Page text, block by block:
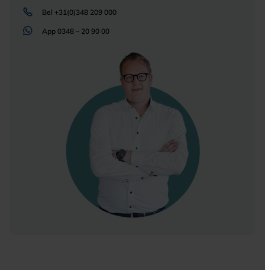
Bel +31(0)348 209 000
App 0348 – 20 90 00